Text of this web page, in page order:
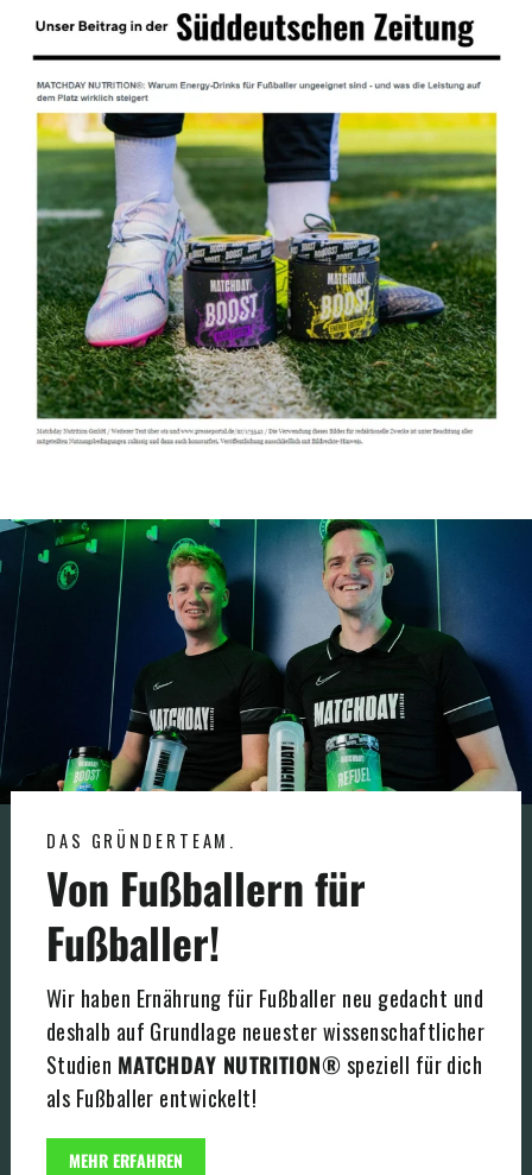
DAS GRÜNDERTEAM.
Von Fußballern für
Fußballer!
Wir haben Ernährung für Fußballer neu gedacht und
deshalb auf Grundlage neuester wissenschaftlicher
Studien MATCHDAY NUTRITION®speziell für dich
als Fußballer entwickelt!
MEHR ERFAHREN